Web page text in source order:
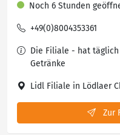
Noch 6 Stunden
+49(0)8004353361
Die Filiale - hat
Getränke
Lidl Filiale in Lödlaer
Zur